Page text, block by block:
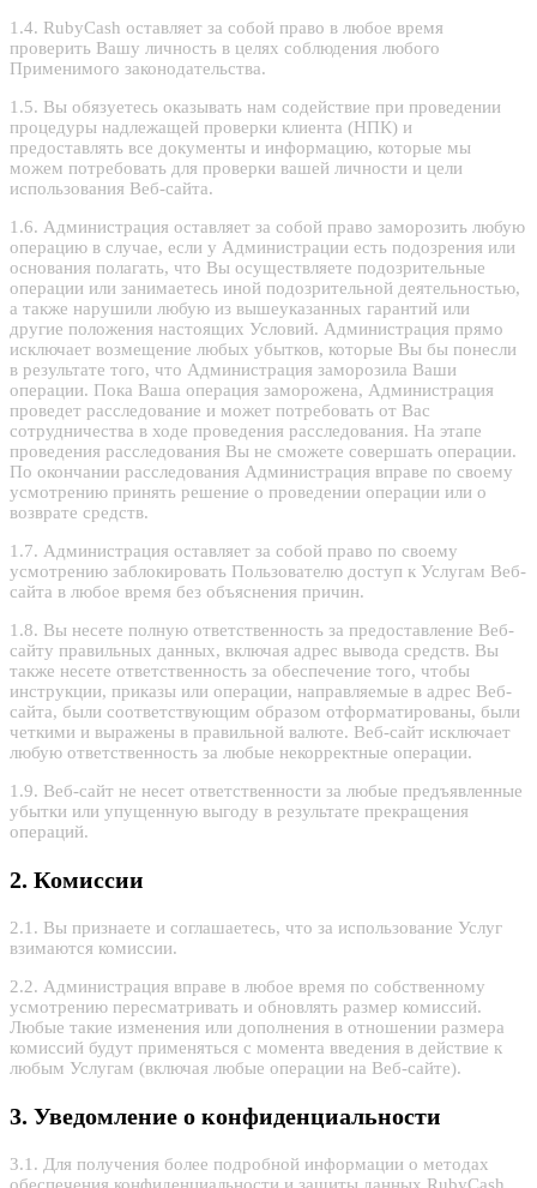
1.4. RubyCash оставляет за собой право в любое время
проверить Вашу личность в целях соблюдения любого
Применимого законодательства.
1.5. Вы обязуетесь оказывать нам содействие при проведении
процедуры надлежащей проверки клиента (НПК) и
предоставлять все документы и информацию, которые мы
можем потребовать для проверки вашей личности и цели
использования Веб-сайта.
1.6. Администрация оставляет за собой право заморозить любую
операцию в случае, если у Администрации есть подозрения или
основания полагать, что Вы осуществляете подозрительные
операции или занимаетесь иной подозрительной деятельностью,
а также нарушили любую из вышеуказанных гарантий или
другие положения настоящих Условий. Администрация прямо
исключает возмещение любых убытков, которые Вы бы понесли
в результате того, что Администрация заморозила Ваши
операции. Пока Ваша операция заморожена, Администрация
проведет расследование и может потребовать от Вас
сотрудничества в ходе проведения расследования. На этапе
проведения расследования Вы не сможете совершать операции.
По окончании расследования Администрация вправе по своему
усмотрению принять решение о проведении операции или о
возврате средств.
1.7. Администрация оставляет за собой право по своему
усмотрению заблокировать Пользователю доступ к Услугам Веб-
сайта в любое время без объяснения причин.
1.8. Вы несете полную ответственность за предоставление Веб-
сайту правильных данных, включая адрес вывода средств. Вы
также несете ответственность за обеспечение того, чтобы
инструкции, приказы или операции, направляемые в адрес Веб-
сайта, были соответствующим образом отформатированы, были
четкими и выражены в правильной валюте. Веб-сайт исключает
любую ответственность за любые некорректные операции.
1.9. Веб-сайт не несет ответственности за любые предъявленные
убытки или упущенную выгоду в результате прекращения
операций.
2. Комиссии
2.1. Вы признаете и соглашаетесь, что за использование Услуг
взимаются комиссии.
2.2. Администрация вправе в любое время по собственному
усмотрению пересматривать и обновлять размер комиссий.
Любые такие изменения или дополнения в отношении размера
комиссий будут применяться с момента введения в действие к
любым Услугам (включая любые операции на Веб-сайте).
3. Уведомление о конфиденциальности
3.1. Для получения более подробной информации о методах